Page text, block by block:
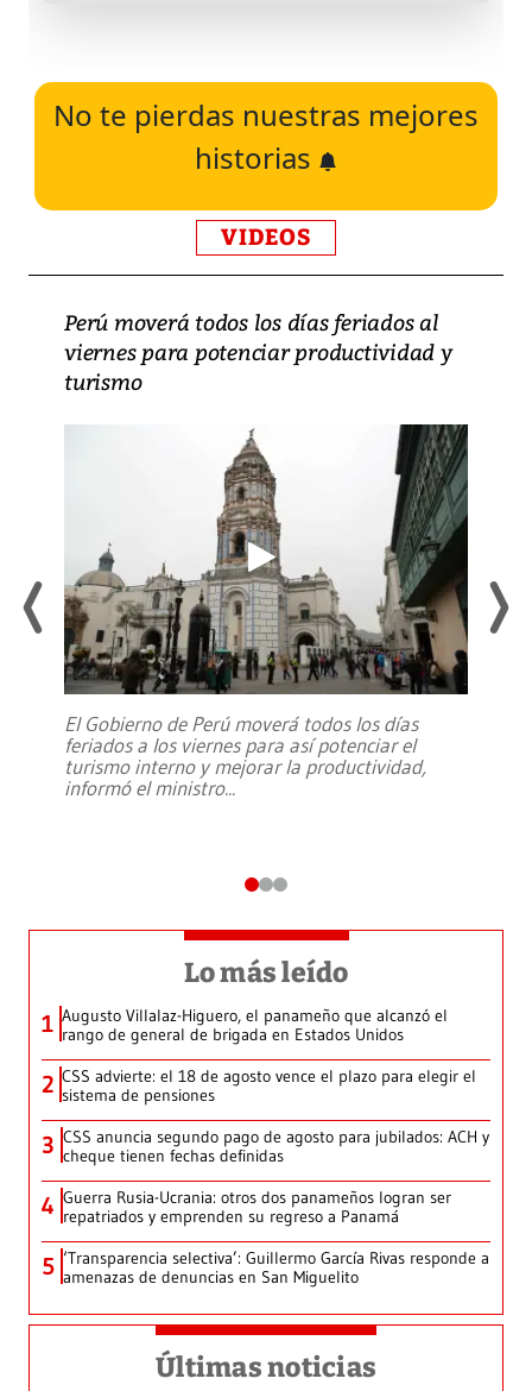
No te pierdas nuestras mejores
historias
VIDEOS
Perú moverá todos los días feriados al
viernes para potenciar productividad y
turismo
El Gobierno de Perú moverá todos los días
feriados a los viernes para así potenciar el
turismo interno y mejorar la productividad,
informó el ministro...
Lo más leído
1 Augusto Villalaz-Higuero, el panameño que alcanzó el
rango de general de brigada en Estados Unidos
2 CSS advierte: el 18 de agosto vence el plazo para elegir el
sistema de pensiones
3 CSS anuncia segundo pago de agosto para jubilados: ACH y
cheque tienen fechas definidas
4 Guerra Rusia-Ucrania: otros dos panameños logran ser
repatriados y emprenden su regreso a Panamá
5 ‘Transparencia selectiva’: Guillermo García Rivas responde a
amenazas de denuncias en San Miguelito
Últimas noticias